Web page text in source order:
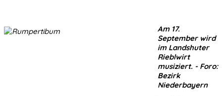
Am 17.
September wird
im Landshuter
Rieblwirt
musiziert. - Foro:
Bezirk
Niederbayern